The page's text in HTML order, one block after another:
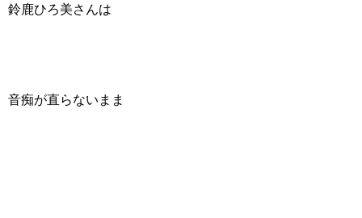
鈴鹿ひろ美さんは
音痴が直らないまま